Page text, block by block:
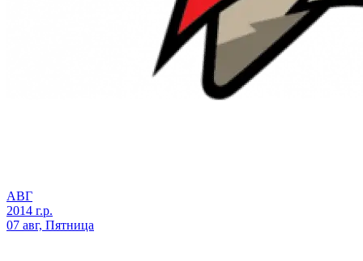
АВГ
2014 г.р.
07 авг, Пятница